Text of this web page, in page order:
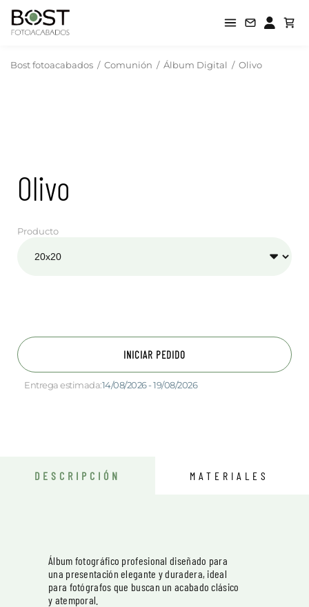
Bost fotoacabados / Comunión / Álbum Digital / Olivo
Olivo
Producto
INICIAR PEDIDO
Entrega estimada:14/08/2026 - 19/08/2026
DESCRIPCIÓN MATERIALES
Álbum fotográfico profesional diseñado para
una presentación elegante y duradera, ideal
para fotógrafos que buscan un acabado clásico
y atemporal.